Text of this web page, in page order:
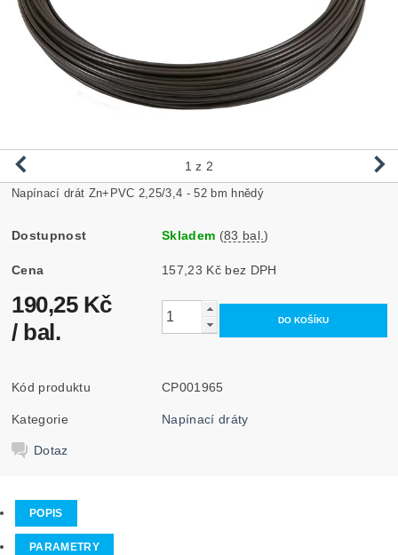
1 z 2
Napínací drát Zn+PVC 2,25/3,4 - 52 bm hnědý
Dostupnost Skladem (83 bal.)
Cena 157,23 Kč bez DPH
190,25 Kč
/ bal.
Kód produktu CP001965
Kategorie Napínací dráty
Dotaz
POPIS
PARAMETRY